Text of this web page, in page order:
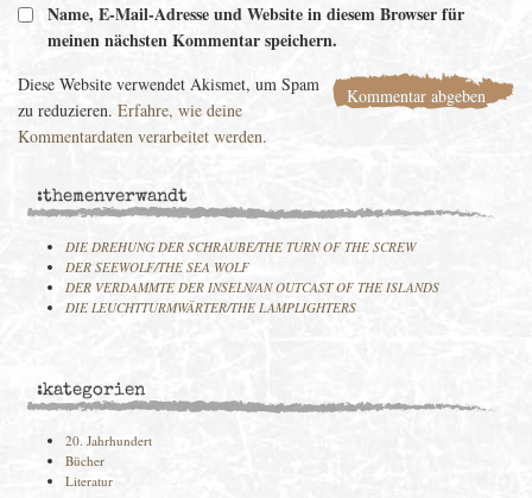
Name, E-Mail-Adresse und Website in diesem Browser für
meinen nächsten Kommentar speichern.
Diese Website verwendet Akismet, um Spam
zu reduzieren. Erfahre, wie deine
Kommentardaten verarbeitet werden.
:themenverwandt
DIE DREHUNG DER SCHRAUBE/THE TURN OF THE SCREW
DER SEEWOLF/THE SEA WOLF
DER VERDAMMTE DER INSELN/AN OUTCAST OF THE ISLANDS
DIE LEUCHTTURMWÄRTER/THE LAMPLIGHTERS
:kategorien
20. Jahrhundert
Bücher
Literatur